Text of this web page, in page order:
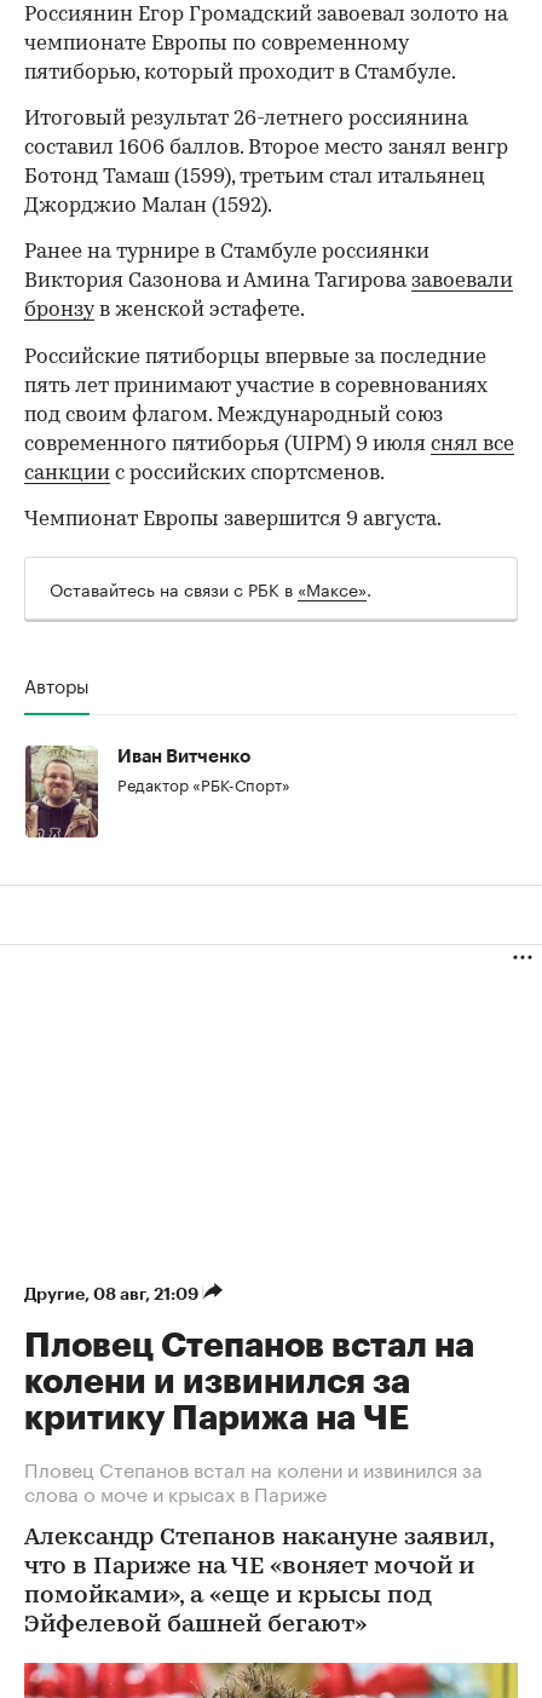
Россиянин Егор Громадский завоевал золото на
чемпионате Европы по современному
пятиборью, который проходит в Стамбуле.
Итоговый результат 26-летнего россиянина
составил 1606 баллов. Второе место занял венгр
Ботонд Тамаш (1599), третьим стал итальянец
Джорджио Малан (1592).
Ранее на турнире в Стамбуле россиянки
Виктория Сазонова и Амина Тагировазавоевали
бронзув женской эстафете.
00:00 / 00:00
Российские пятиборцы впервые за последние
пять лет принимают участие в соревнованиях
под своим флагом. Международный союз
современного пятиборья (UIPM) 9 июля снял все
санкции с российских спортсменов.
Чемпионат Европы завершится 9 августа.
Оставайтесь на связи с РБК в «Максе».
Авторы
Иван Витченко
Редактор «РБК-Спорт»
Другие⁠, 08 авг, 21:09
Пловец Степанов встал на
колени и извинился за
критику Парижа на ЧЕ
Пловец Степанов встал на колени и извинился за
слова о моче и крысах в Париже
Александр Степанов накануне заявил,
что в Париже на ЧЕ «воняет мочой и
помойками», а «еще и крысы под
Эйфелевой башней бегают»